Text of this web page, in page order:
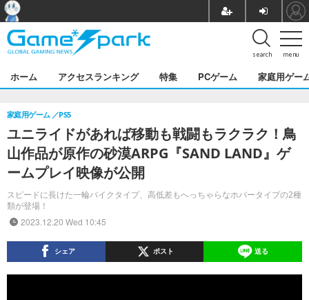
menu
search
ホーム アクセスランキング 特集 PCゲーム 家庭用ゲー
ユニライドがあれば移動も戦闘もラクラク！鳥
山作品が原作の砂漠ARPG『SAND LAND』ゲ
ームプレイ映像が公開
スピードに長けた一輪バイクタイプ、高低差もへっちゃらなホバータイプの2種
類が登場！
家庭用ゲーム PS5
2023.12.20 Wed 10:45
シェア ポスト 送る